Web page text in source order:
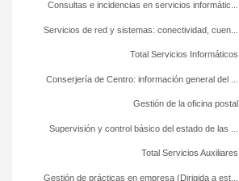
Gestión de prácticas en empresa (Dirigida a est...
Total Servicios Auxiliares
Supervisión y control básico del estado de las ...
Gestión de la oficina postal
Conserjería de Centro: información general del ...
Total Servicios Informáticos
Servicios de red y sistemas: conectividad, cuen...
Consultas e incidencias en servicios informátic...